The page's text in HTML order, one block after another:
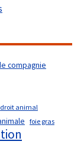
compagnie
droit animal
foie gras